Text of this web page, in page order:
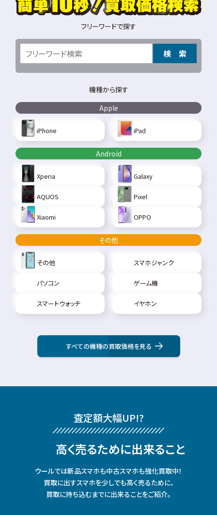
フリーワードで探す
検 索
機種から探す
Apple
iPhone iPad
Android
Xperia Galaxy
AQUOS Pixel
Xiaomi OPPO
その他
その他 スマホジャンク
パソコン ゲーム機
スマートウォッチ イヤホン
すべての機種の買取価格を見る
査定額⼤幅UP!?
⾼く売るために出来ること
ウールでは新品スマホも中古スマホも強化買取中！
買取に出すスマホを少しでも⾼く売るために、
買取に持ち込むまでに出来ることをご紹介。